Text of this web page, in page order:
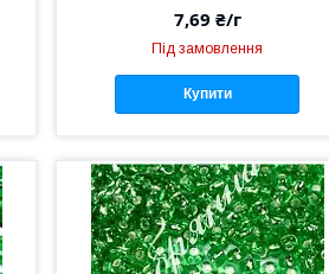
7,69 ₴/г
Під замовлення
Купити